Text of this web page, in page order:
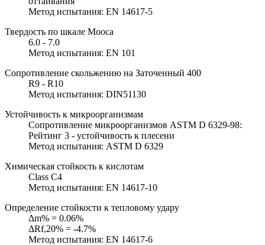
Метод испытания: EN 14617-5
Твердость по шкале Мооса
6.0 - 7.0
Метод испытания: EN 101
Сопротивление скольжению на Заточенный 400
R9 - R10
Метод испытания: DIN51130
Устойчивость к микроорганизмам
Сопротивление микроорганизмов ASTM D 6329-98:
Рейтинг 3 - устойчивость к плесени
Метод испытания: ASTM D 6329
Химическая стойкость к кислотам
Class C4
Метод испытания: EN 14617-10
Определение стойкости к тепловому удару
Δm% = 0.06%
ΔRf,20% = -4.7%
Метод испытания: EN 14617-6